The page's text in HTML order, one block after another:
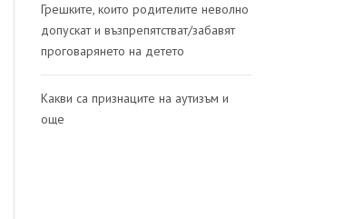
Грешките, които родителите неволно
допускат и възпрепятстват/забавят
проговарянето на детето
Какви са признаците на аутизъм и
още